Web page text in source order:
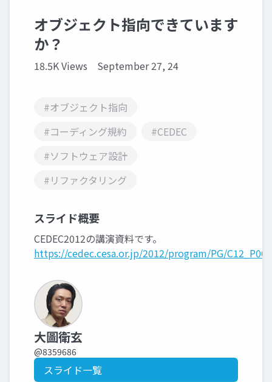
オブジェクト指向できています
か？
18.5K Views September 27, 24
#オブジェクト指向
#コーディング規約
#CEDEC
#ソフトウェア設計
#リファクタリング
スライド概要
CEDEC2012の講演資料です。
https://cedec.cesa.or.jp/2012/program/PG/
大圖衛玄
@8359686
スライド一覧